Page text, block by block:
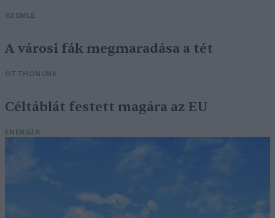
SZEMLE
A városi fák megmaradása a tét
OTTHONUNK
Céltáblát festett magára az EU
ENERGIA